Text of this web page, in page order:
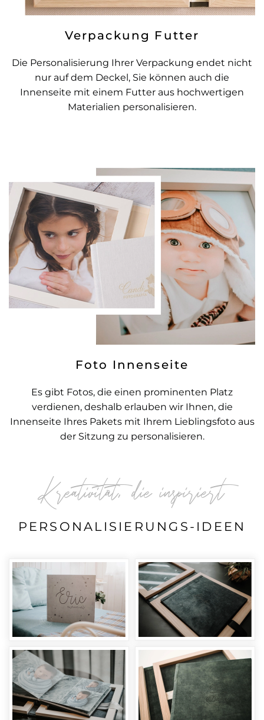
Verpackung Futter
Die Personalisierung Ihrer Verpackung endet nicht
nur auf dem Deckel, Sie können auch die
Innenseite mit einem Futter aus hochwertigen
Materialien personalisieren.
Foto Innenseite
Es gibt Fotos, die einen prominenten Platz
verdienen, deshalb erlauben wir Ihnen, die
Innenseite Ihres Pakets mit Ihrem Lieblingsfoto aus
der Sitzung zu personalisieren.
Kreativität, die inspiriert
PERSONALISIERUNGS-IDEEN